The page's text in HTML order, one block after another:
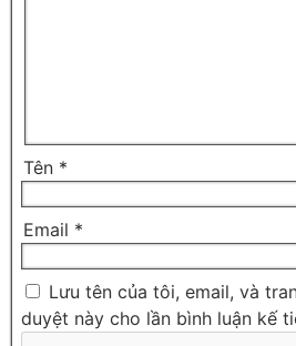
Tên *
Email *
Lưu tên của tôi, email, và
duyệt này cho lần bình luận kế